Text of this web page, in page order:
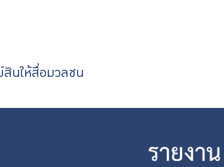
สินให้สื่อมวลชน